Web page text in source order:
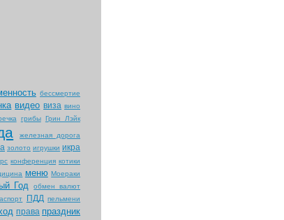
бессмертие
видео виза вино
грибы Грин Лэйк
железная дорога
золото игрушки икра
конференция котики
меню Моераки
Год
обмен валют
ПДД пельмени
права праздник